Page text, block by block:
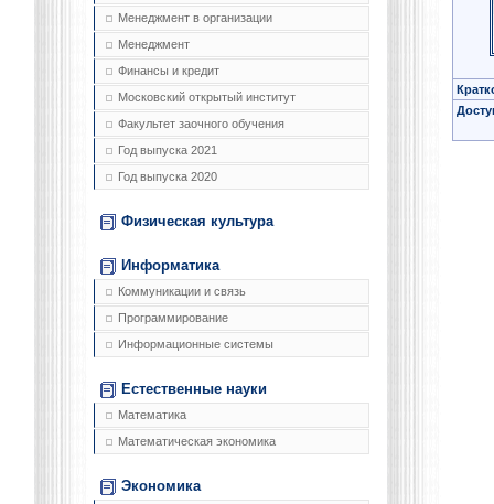
Менеджмент в организации
Менеджмент
Финансы и кредит
Московский открытый институт
Факультет заочного обучения
Год выпуска 2021
Год выпуска 2020
Физическая культура
Информатика
Коммуникации и связь
Программирование
Информационные системы
Естественные науки
Математика
Математическая экономика
Экономика